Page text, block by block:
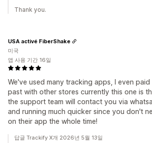
Thank you.
We've used many tracking apps, I even
past with other stores currently this one is
the support team will contact you via
and running much quicker since you don't
on their app the whole time!
USA activé FiberShake
미국
앱 사용 기간 16일
답글 Trackify X개 2026년 5월 13일